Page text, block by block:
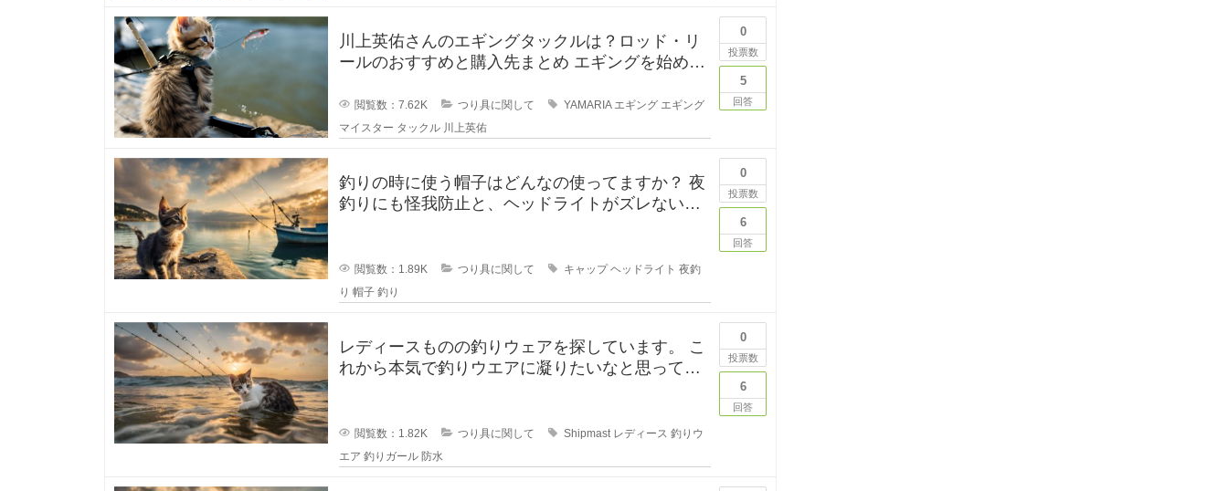
使
用
し
て
い
る
の
で
す
が
川上英佑さんのエギングタックルは？ロッド・リ
ールのおすすめと購入先まとめ エギングを始めよ
閲覧数：7.62K つり具に関して YAMARIA エギング エギング
マイスター タックル 川上英佑
0
投票数
5
回答
釣りの時に使う帽子はどんなの使ってますか？ 夜
釣りにも怪我防止と、ヘッドライトがズレないよ
閲覧数：1.89K つり具に関して キャップ ヘッドライト 夜釣
り 帽子 釣り
0
投票数
6
回答
レディースものの釣りウェアを探しています。 こ
れから本気で釣りウエアに凝りたいなと思ってい
閲覧数：1.82K つり具に関して Shipmast レディース 釣りウ
エア 釣りガール 防水
0
投票数
6
回答